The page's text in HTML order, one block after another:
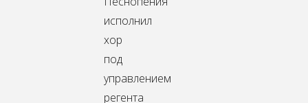
исполнил
хор
под
управлением
регента